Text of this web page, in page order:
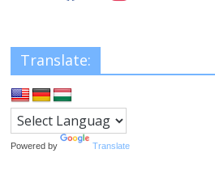
Translate:
Powered by Translate